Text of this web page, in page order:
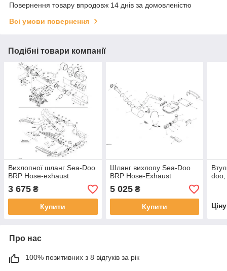
Повернення товару впродовж 14 днів за домовленістю
Всі умови повернення
Подібні товари компанії
Вихлопної шланг Sea-Doo
BRP Hose-exhaust
3 675 ₴
Купити
Шланг вихлопу Sea-Doo
BRP Hose-Exhaust
5 025₴
Купити
doo,
Про нас
100% позитивних з 8 відгуків за рік